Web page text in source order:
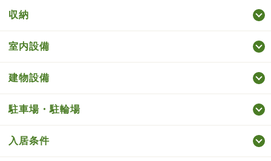
収納
室内設備
建物設備
駐車場・駐輪場
入居条件